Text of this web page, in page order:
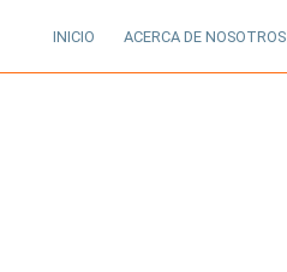
INICIO ACERCA DE NOSOTROS